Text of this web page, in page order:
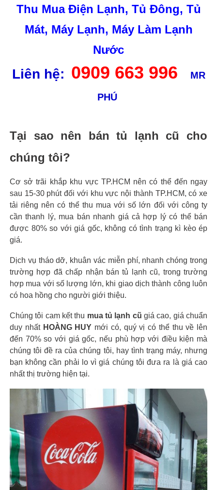
Thu Mua Điện Lạnh, Tủ Đông, Tủ
Mát, Máy Lạnh, Máy Làm Lạnh
Nước
Liên hệ: 0909 663 996 MR
PHÚ
Tại sao nên bán tủ lạnh cũ cho
chúng tôi?
Cơ sở trãi khắp khu vực TP.HCM nên có thể đến ngay
sau 15-30 phút đối với khu vực nội thành TP.HCM, có xe
tải riêng nên có thể thu mua với số lớn đối với công ty
cần thanh lý, mua bán nhanh giá cả hợp lý có thể bán
được 80% so với giá gốc, không có tình trạng kì kèo ép
giá.
Dịch vụ tháo dỡ, khuân vác miễn phí, nhanh chóng trong
trường hợp đã chấp nhận bán tủ lạnh cũ, trong trường
hợp mua với số lượng lớn, khi giao dịch thành công luôn
có hoa hồng cho người giới thiệu.
Chúng tôi cam kết thu mua tủ lạnh cũ giá cao, giá chuẩn
duy nhất HOÀNG HUY mới có, quý vị có thể thu về lên
đến 70% so với giá gốc, nếu phù hợp với điều kiện mà
chúng tôi đề ra của chúng tôi, hay tình trạng máy, nhưng
bạn không cần phải lo vì giá chúng tôi đưa ra là giá cao
nhất thị trường hiện tại.